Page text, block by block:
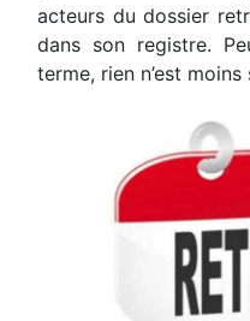
acteurs du dossier
dans son registre.
terme, rien n’est